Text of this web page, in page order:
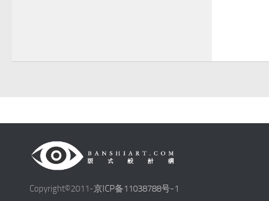
Copyright©2011-京ICP备11038788号-1